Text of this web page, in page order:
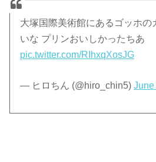
大塚国際美術館にあるゴッホの
いな プリンおいしかったちあ
pic.twitter.com/RIhxqXosJG
— ヒロちん (@hiro_chin5)June